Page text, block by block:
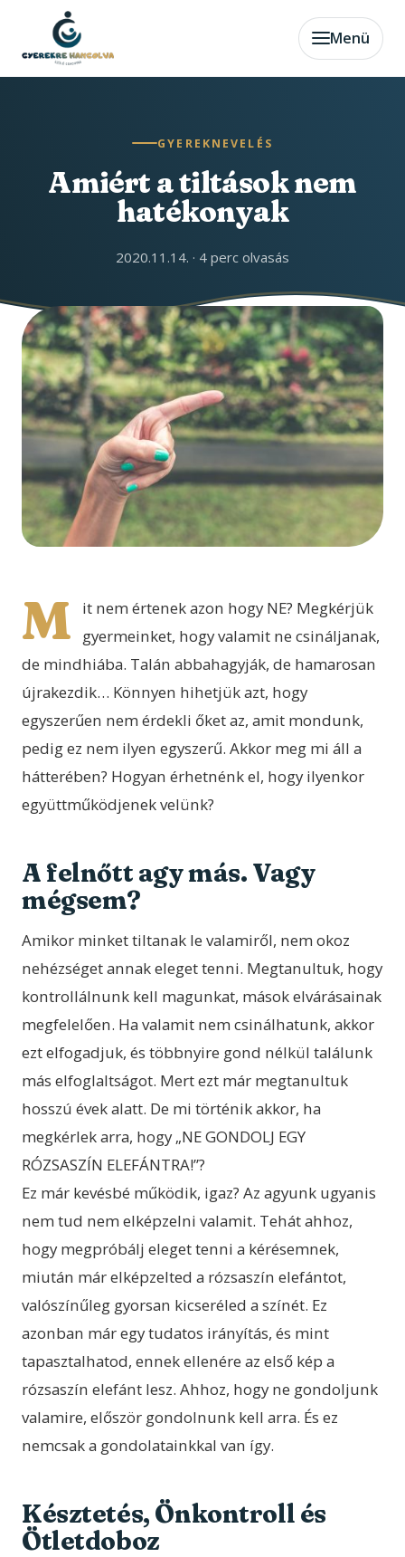
Menü
GYEREKNEVELÉS
Amiért a tiltások nem
hatékonyak
2020.11.14. · 4 perc olvasás
M
it nem értenek azon hogy NE? Megkérjük
gyermeinket, hogy valamit ne csináljanak,
de mindhiába. Talán abbahagyják, de hamarosan
újrakezdik… Könnyen hihetjük azt, hogy
egyszerűen nem érdekli őket az, amit mondunk,
pedig ez nem ilyen egyszerű. Akkor meg mi áll a
hátterében? Hogyan érhetnénk el, hogy ilyenkor
együttműködjenek velünk?
A felnőtt agy más. Vagy
mégsem?
Amikor minket tiltanak le valamiről, nem okoz
nehézséget annak eleget tenni. Megtanultuk, hogy
kontrollálnunk kell magunkat, mások elvárásainak
megfelelően. Ha valamit nem csinálhatunk, akkor
ezt elfogadjuk, és többnyire gond nélkül találunk
más elfoglaltságot. Mert ezt már megtanultuk
hosszú évek alatt. De mi történik akkor, ha
megkérlek arra, hogy „NE GONDOLJ EGY
RÓZSASZÍN ELEFÁNTRA!”?
Ez már kevésbé működik, igaz? Az agyunk ugyanis
nem tud nem elképzelni valamit. Tehát ahhoz,
hogy megpróbálj eleget tenni a kérésemnek,
miután már elképzelted a rózsaszín elefántot,
valószínűleg gyorsan kicseréled a színét. Ez
azonban már egy tudatos irányítás, és mint
tapasztalhatod, ennek ellenére az első kép a
rózsaszín elefánt lesz. Ahhoz, hogy ne gondoljunk
valamire, először gondolnunk kell arra. És ez
nemcsak a gondolatainkkal van így.
Késztetés, Önkontroll és
Ötletdoboz